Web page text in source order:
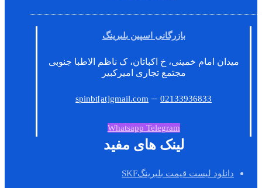
بازرگانی اسپین بلبرینگ
میدان امام خمینی، خ اکباتان، ک ناظم الاطبا جنوبی
مجتمع تجاری امیرکبیر
spinbt[at]gmail.com –02133936833
Whatsapp Telegram
لینک های مفید
دانلود لیست قیمت بلبرینگSKF